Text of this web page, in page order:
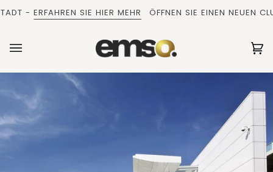
zum
-ERFAHREN SIE HIER MEHR ÖFFNEN SIE EINEN NEUEN CLUB